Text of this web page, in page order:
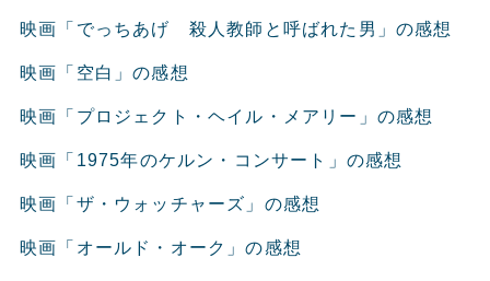
映画「でっちあげ 殺人教師と呼ばれた男」の感想
映画「空白」の感想
映画「プロジェクト・ヘイル・メアリー」の感想
映画「1975年のケルン・コンサート」の感想
映画「ザ・ウォッチャーズ」の感想
映画「オールド・オーク」の感想